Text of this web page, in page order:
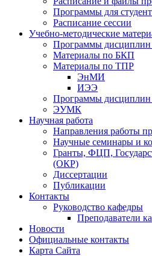
Программы для
Расписание сессии
Учебно-методические
Программы
Материалы по БКП
Материалы по ТПР
ЭнМИ
ИЭЭ
Программы
ЭУМК
Научная работа
Направления работы
Научные семинары и
Гранты, ФЦП,
(ОКР)
Диссертации
Публикации
Контакты
Руководство кафедры
Преподаватели
Новости
Официальные контакты
Карта Сайта